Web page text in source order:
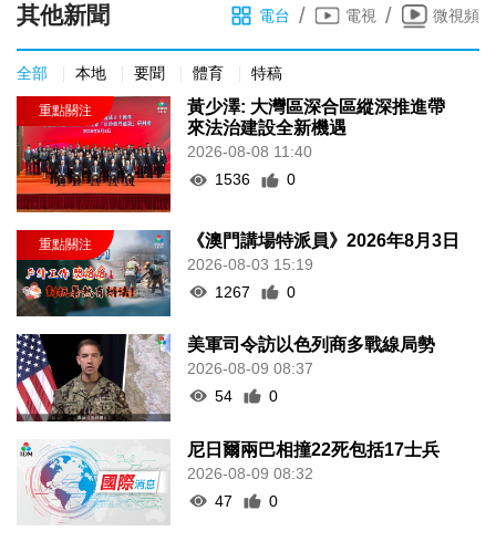
其他新聞 電台 / 電視 / 微視頻
全部 本地 要聞 體育 特稿
黃少澤: 大灣區深合區縱深推進帶
來法治建設全新機遇
2026-08-08 11:40
1536
0
《澳門講場特派員》2026年8月3日
2026-08-03 15:19
1267
0
美軍司令訪以色列商多戰線局勢
2026-08-09 08:37
54
0
尼日爾兩巴相撞22死包括17士兵
2026-08-09 08:32
47
0